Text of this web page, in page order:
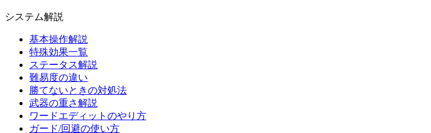
システム解説
基本操作解説
特殊効果一覧
ステータス解説
難易度の違い
勝てないときの対処法
武器の重さ解説
ワードエディットのやり方
ガード/回避の使い方